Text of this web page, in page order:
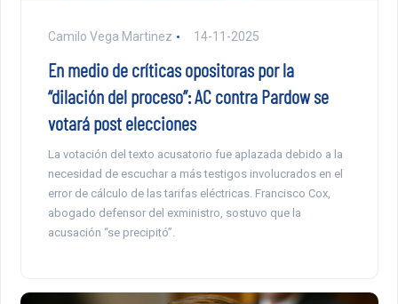
Camilo Vega Martinez 14-11-2025
En medio de críticas opositoras por la
“dilación del proceso”: AC contra Pardow se
votará post elecciones
La votación del texto acusatorio fue aplazada debido a la
necesidad de escuchar a más testigos involucrados en el
error de cálculo de las tarifas eléctricas. Francisco Cox,
abogado defensor del exministro, sostuvo que la
acusación “se precipitó”.